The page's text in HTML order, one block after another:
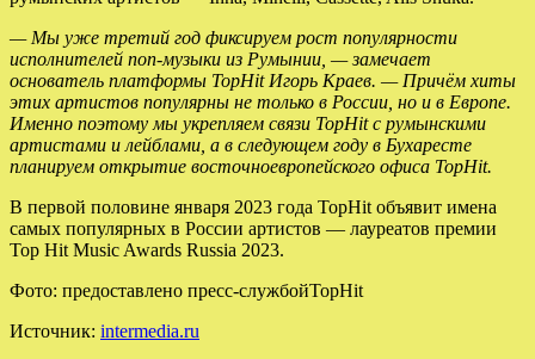
— Мы уже третий год фиксируем рост популярности
исполнителей поп-музыки из Румынии, — замечает
основатель платформы TopHit Игорь Краев. — Причём хиты
этих артистов популярны не только в России, но и в Европе.
Именно поэтому мы укрепляем связи TopHit с румынскими
артистами и лейблами, а в следующем году в Бухаресте
планируем открытие восточноевропейского офиса TopHit.
В первой половине января 2023 года TopHit объявит имена
самых популярных в России артистов — лауреатов премии
Top Hit Music Awards Russia 2023.
Фото: предоставлено пресс-службойTopHit
Источник: intermedia.ru